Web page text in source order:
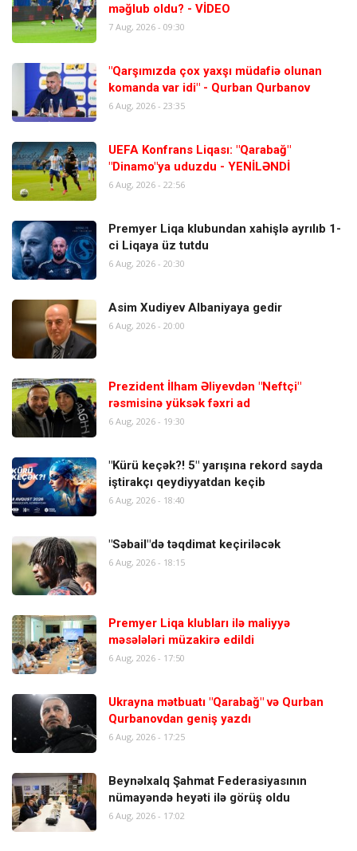
məğlub oldu? - VİDEO
7 Aug, 2026 - 09:30
"Qarşımızda çox yaxşı müdafiə olunan
komanda var idi" - Qurban Qurbanov
6 Aug, 2026 - 23:35
UEFA Konfrans Liqası: "Qarabağ"
"Dinamo"ya uduzdu - YENİLƏNDİ
6 Aug, 2026 - 22:56
Premyer Liqa klubundan xahişlə ayrılıb 1-
ci Liqaya üz tutdu
6 Aug, 2026 - 20:30
Asim Xudiyev Albaniyaya gedir
6 Aug, 2026 - 20:00
Prezident İlham Əliyevdən "Neftçi"
rəsmisinə yüksək fəxri ad
6 Aug, 2026 - 19:30
"Kürü keçək?! 5" yarışına rekord sayda
iştirakçı qeydiyyatdan keçib
6 Aug, 2026 - 18:40
"Səbail"də təqdimat keçiriləcək
6 Aug, 2026 - 18:15
Premyer Liqa klubları ilə maliyyə
məsələləri müzakirə edildi
6 Aug, 2026 - 17:50
Ukrayna mətbuatı "Qarabağ" və Qurban
Qurbanovdan geniş yazdı
6 Aug, 2026 - 17:25
Beynəlxalq Şahmat Federasiyasının
nümayəndə heyəti ilə görüş oldu
6 Aug, 2026 - 17:02